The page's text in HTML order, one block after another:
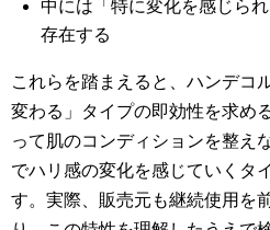
中には「特に変化を感じら
存在する
これらを踏まえると、ハンデコ
変わる」タイプの即効性を求め
って肌のコンディションを整え
でハリ感の変化を感じていくタ
す。実際、販売元も継続使用を